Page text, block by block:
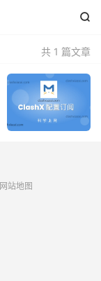

共 1 篇文章
网站地图